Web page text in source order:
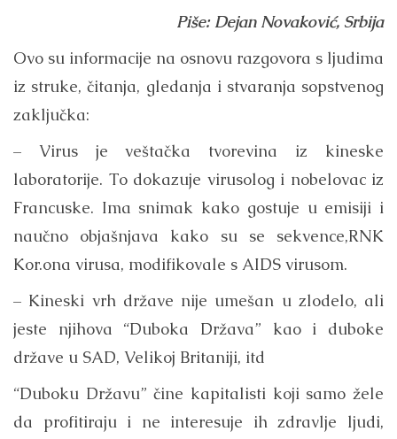
Piše: Dejan Novaković, Srbija
Ovo su informacije na osnovu razgovora s ljudima
iz struke, čitanja, gledanja i stvaranja sopstvenog
zaključka:
– Virus je veštačka tvorevina iz kineske
laboratorije. To dokazuje virusolog i nobelovac iz
Francuske. Ima snimak kako gostuje u emisiji i
naučno objašnjava kako su se sekvence,RNK
Kor.ona virusa, modifikovale s AIDS virusom.
– Kineski vrh države nije umešan u zlodelo, ali
jeste njihova “Duboka Država” kao i duboke
države u SAD, Velikoj Britaniji, itd
“Duboku Državu” čine kapitalisti koji samo žele
da profitiraju i ne interesuje ih zdravlje ljudi,